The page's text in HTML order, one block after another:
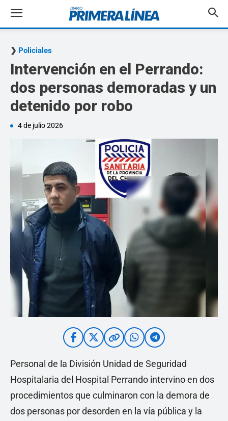
Policiales
Intervención en el Perrando:
dos personas demoradas y un
detenido por robo
4 de julio 2026
Personal de la División Unidad de Seguridad
Hospitalaria del Hospital Perrando intervino en dos
procedimientos que culminaron con la demora de
dos personas por desorden en la vía pública y la